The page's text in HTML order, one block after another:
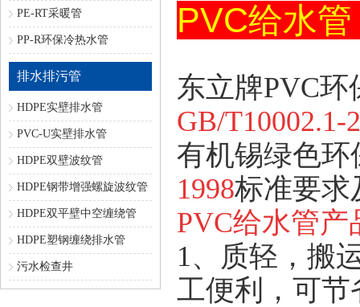
PE-RT采暖管
PP-R环保冷热水管
排水排污管
HDPE实壁排水管
PVC-U实壁排水管
HDPE双壁波纹管
HDPE钢带增强螺旋波纹管
HDPE双平壁中空缠绕管
HDPE塑钢缠绕排水管
污水检查井
PVC给水
东立牌PVC环
GB/T10002.1-
有机锡绿色
1998标准要求
PVC给水管产
1、质轻，搬
工便利，可节